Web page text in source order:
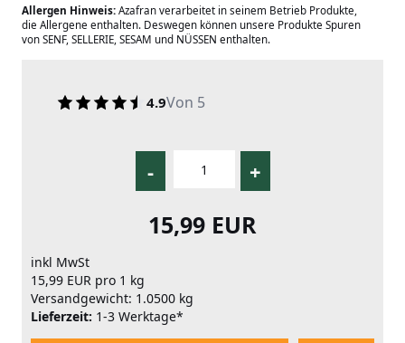
Allergen Hinweis: Azafran verarbeitet in seinem Betrieb Produkte,
die Allergene enthalten. Deswegen können unsere Produkte Spuren
von SENF, SELLERIE, SESAM und NÜSSEN enthalten.
4.9Von 5
- +
15,99 EUR
inkl MwSt
15,99 EUR pro 1 kg
Versandgewicht: 1.0500 kg
Lieferzeit: 1-3 Werktage*